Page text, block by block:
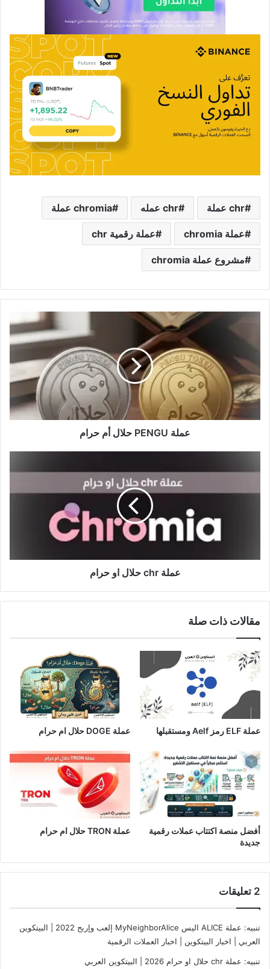
chr عملة chr عمله chromia عملة
عملة chromia عملة رقمية chr
مشروع عملة chromia
حلال
حرام
عملة PENGU حلال أم حرام
chr
او
عملة chr حلال او حرام
مقالات ذات صلة
عملة ELF رمز Aelf ومستقبلها عملة DOGE حلال ام حرام
أفضل منصة اكتتاب عملات رقمية
جديدة
عملة TRON حلال ام حرام​
‫2 تعليقات
تنبيه:
عملة ALICE اليس MyNeighborAlice إلعب وإربح 2022 | البيتكوين
العربي | اخبار البيتكوين | اخبار العملات الرقمية
تنبيه: عملة chr حلال او حرام 2026 | البيتكوين العربي